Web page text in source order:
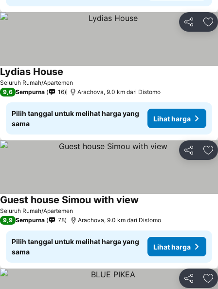
Bagikan
Seluruh Rumah/Apartemen
Lydias House
9,6 Sempurna 16 Arachova, 9.0 km dari Distomo
Pilih tanggal untuk melihat harga yang
sama
Lihat harga
Bagikan
Seluruh Rumah/Apartemen
Guest house Simou with view
9,9 Sempurna 78 Arachova, 9.0 km dari Distomo
Pilih tanggal untuk melihat harga yang
sama
Lihat harga
Bagikan